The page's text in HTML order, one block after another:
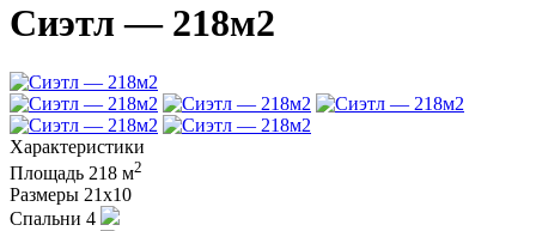
Сиэтл — 218м2
Характеристики
Площадь 218 м2
Размеры 21х10
Спальни 4